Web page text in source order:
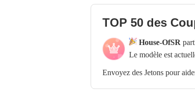
TOP 50 des
House-OfSR
Le modèle est
Envoyez des Jetons pour